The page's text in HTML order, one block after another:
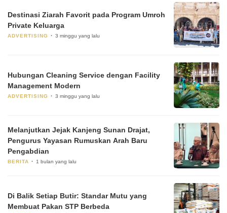
Destinasi Ziarah Favorit pada Program Umroh
Private Keluarga
ADVERTISING 3 minggu yang lalu
Hubungan Cleaning Service dengan Facility
Management Modern
ADVERTISING 3 minggu yang lalu
Melanjutkan Jejak Kanjeng Sunan Drajat,
Pengurus Yayasan Rumuskan Arah Baru
Pengabdian
BERITA 1 bulan yang lalu
Di Balik Setiap Butir: Standar Mutu yang
Membuat Pakan STP Berbeda